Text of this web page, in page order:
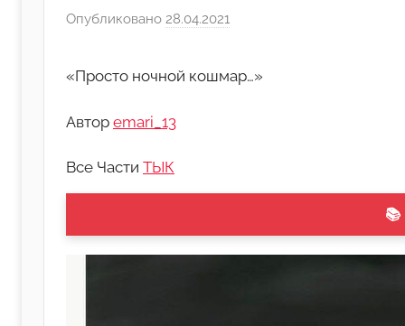
Опубликовано 28.04.2021
а
«Просто ночной кошмар…»
Автор emari_13
Все Части ТЫК
📚